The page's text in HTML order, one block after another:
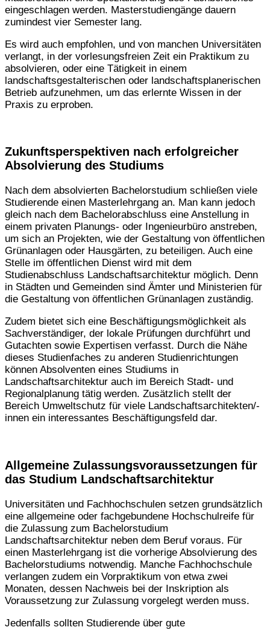
eingeschlagen werden. Masterstudiengänge dauern
zumindest vier Semester lang.
Es wird auch empfohlen, und von manchen Universitäten
verlangt, in der vorlesungsfreien Zeit ein Praktikum zu
absolvieren, oder eine Tätigkeit in einem
landschaftsgestalterischen oder landschaftsplanerischen
Betrieb aufzunehmen, um das erlernte Wissen in der
Praxis zu erproben.
Zukunftsperspektiven nach erfolgreicher
Absolvierung des Studiums
Nach dem absolvierten Bachelorstudium schließen viele
Studierende einen Masterlehrgang an. Man kann jedoch
gleich nach dem Bachelorabschluss eine Anstellung in
einem privaten Planungs- oder Ingenieurbüro anstreben,
um sich an Projekten, wie der Gestaltung von öffentlichen
Grünanlagen oder Hausgärten, zu beteiligen. Auch eine
Stelle im öffentlichen Dienst wird mit dem
Studienabschluss Landschaftsarchitektur möglich. Denn
in Städten und Gemeinden sind Ämter und Ministerien für
die Gestaltung von öffentlichen Grünanlagen zuständig.
Zudem bietet sich eine Beschäftigungsmöglichkeit als
Sachverständiger, der lokale Prüfungen durchführt und
Gutachten sowie Expertisen verfasst. Durch die Nähe
dieses Studienfaches zu anderen Studienrichtungen
können Absolventen eines Studiums in
Landschaftsarchitektur auch im Bereich Stadt- und
Regionalplanung tätig werden. Zusätzlich stellt der
Bereich Umweltschutz für viele Landschaftsarchitekten/-
innen ein interessantes Beschäftigungsfeld dar.
Allgemeine Zulassungsvoraussetzungen für
das Studium Landschaftsarchitektur
Universitäten und Fachhochschulen setzen grundsätzlich
eine allgemeine oder fachgebundene Hochschulreife für
die Zulassung zum Bachelorstudium
Landschaftsarchitektur neben dem Beruf voraus. Für
einen Masterlehrgang ist die vorherige Absolvierung des
Bachelorstudiums notwendig. Manche Fachhochschule
verlangen zudem ein Vorpraktikum von etwa zwei
Monaten, dessen Nachweis bei der Inskription als
Voraussetzung zur Zulassung vorgelegt werden muss.
Jedenfalls sollten Studierende über gute